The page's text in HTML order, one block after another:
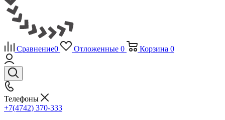
Сравнение0 Отложенные 0 Корзина 0
Телефоны
+7(4742) 370-333